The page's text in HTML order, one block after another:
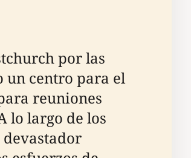
por las
centro para el
reuniones
lo largo de los
devastador